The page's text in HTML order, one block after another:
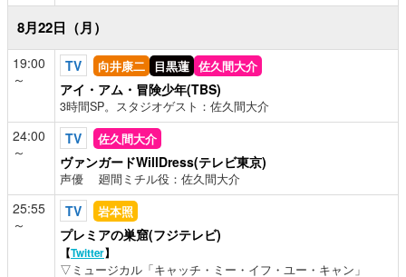
8月22日（月）
19:00
～
TV 向井康二 目黒蓮 佐久間大介
アイ・アム・冒険少年(TBS)
3時間SP。スタジオゲスト：佐久間大介
24:00
～
TV 佐久間大介
ヴァンガードWillDress(テレビ東京)
声優 廻間ミチル役：佐久間大介
25:55
～
TV 岩本照
プレミアの巣窟(フジテレビ)
【Twitter】
▽ミュージカル「キャッチ・ミー・イフ・ユー・キャン」